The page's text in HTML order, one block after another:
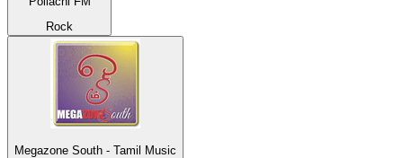
Rock
Megazone South - Tamil Music